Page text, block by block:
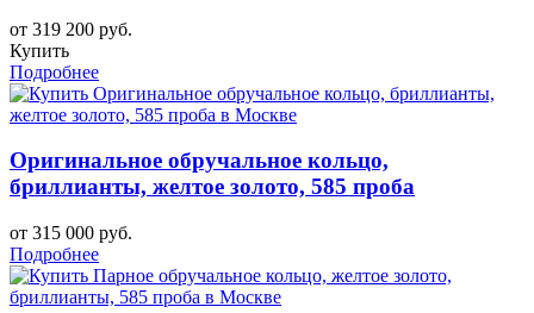
от 319 200 руб.
Купить
Подробнее
Оригинальное обручальное кольцо,
бриллианты, желтое золото, 585 проба
от 315 000 руб.
Подробнее